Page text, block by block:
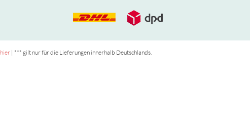
hier| *** gilt nur für die Lieferungen innerhalb Deutschlands.